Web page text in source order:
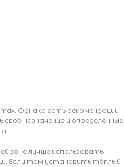
Однако есть рекомендации
назначение и определённые
зоне лучше использовать
Если там установить тёплый